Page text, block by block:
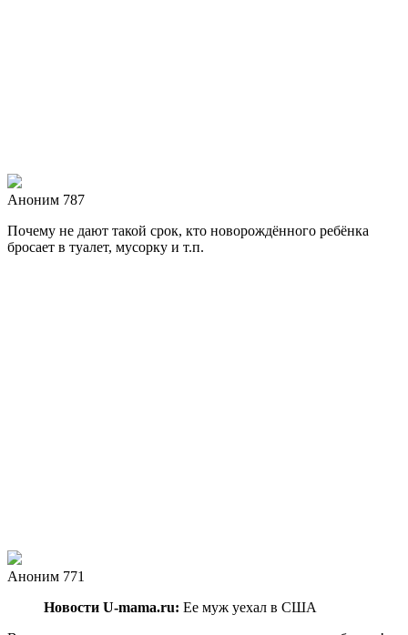
Аноним 787
Почему не дают такой срок, кто новорождённого ребёнка
бросает в туалет, мусорку и т.п.
Аноним 771
Новости U-mama.ru: Ее муж уехал в США